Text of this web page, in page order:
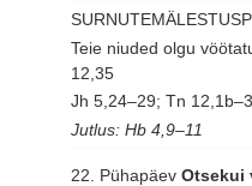
Teie niuded olgu
12,35
Jh 5,24–29; Tn
Jutlus: Hb 4,9–11
22. PühapäevOtsekui